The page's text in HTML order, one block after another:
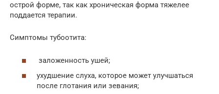
острой форме, так как хроническая форма тяжелее
поддается терапии.
Симптомы тубоотита:
заложенность ушей;
ухудшение слуха, которое может улучшаться
после глотания или зевания;